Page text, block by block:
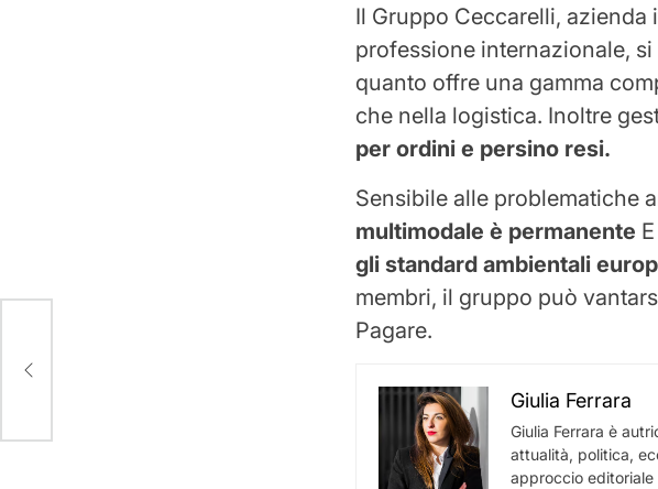
Il Gruppo Ceccarelli,
professione internazionale,
quanto offre una gamma
che nella logistica. Inoltre
per ordini e persino resi.
Sensibile alle problematiche
multimodale è permanente
gli standard ambientali
membri, il gruppo può
Pagare.
Giulia Ferrara
Giulia Ferrara è
attualità, politica,
approccio editoriale
D4